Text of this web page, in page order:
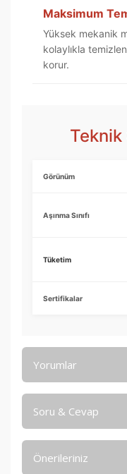
Maksimum
Yüksek mekanik
kolaylıkla
korur.
Görünüm
Aşınma Sınıfı
Tüketim
Sertifikalar
Yorumlar
Soru & Cevap
Önerileriniz